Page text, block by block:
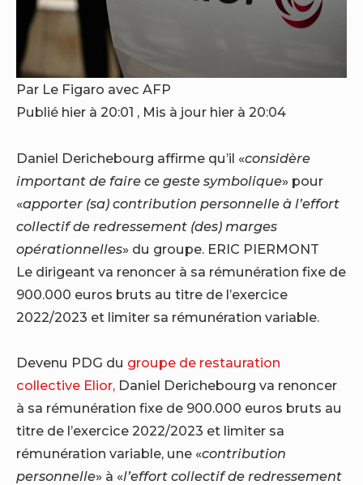
Par Le Figaro avec AFP
Publié hier à 20:01 , Mis à jour hier à 20:04
Daniel Derichebourg affirme qu’il «considère
important de faire ce geste symbolique» pour
«apporter (sa) contribution personnelle à l’effort
collectif de redressement (des) marges
opérationnelles» du groupe. ERIC PIERMONT
Le dirigeant va renoncer à sa rémunération fixe de
900.000 euros bruts au titre de l’exercice
2022/2023 et limiter sa rémunération variable.
Devenu PDG du groupe de restauration
collective Elior, Daniel Derichebourg va renoncer
à sa rémunération fixe de 900.000 euros bruts au
titre de l’exercice 2022/2023 et limiter sa
rémunération variable, une «contribution
personnelle» à «l’effort collectif de redressement